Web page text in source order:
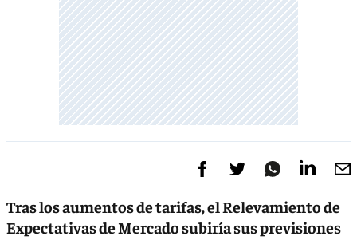
Tras los aumentos de tarifas, el Relevamiento de
Expectativas de Mercado subiría sus previsiones